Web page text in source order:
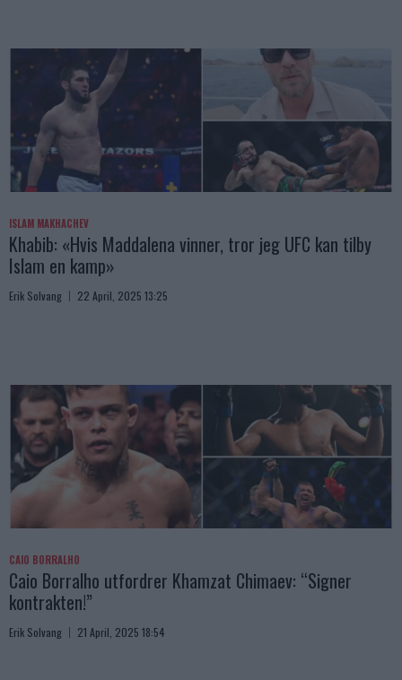
ISLAM MAKHACHEV
Khabib: «Hvis Maddalena vinner, tror jeg UFC kan tilby
Islam en kamp»
Erik Solvang 22 April, 2025 13:25
CAIO BORRALHO
Caio Borralho utfordrer Khamzat Chimaev: “Signer
kontrakten!”
Erik Solvang 21 April, 2025 18:54